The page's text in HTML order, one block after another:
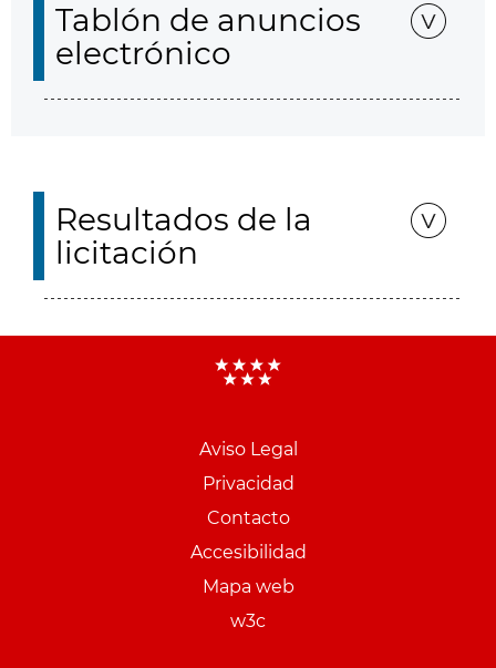
Tablón de anuncios
electrónico
Resultados de la
licitación
Aviso Legal
Privacidad
Contacto
Accesibilidad
Mapa web
w3c